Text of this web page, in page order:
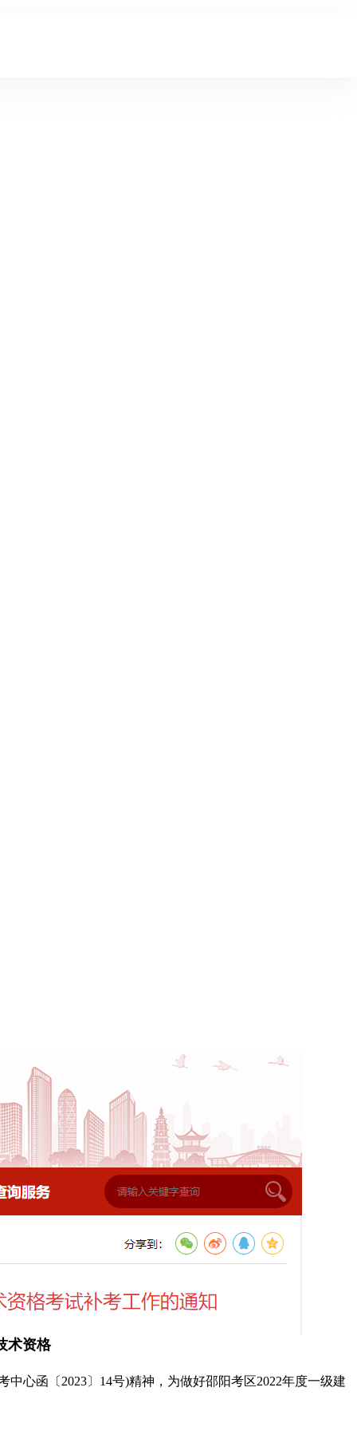
术资格
心函〔2023〕14号)精神，为做好邵阳考区2022年度一级建